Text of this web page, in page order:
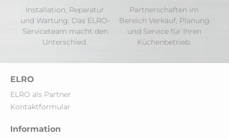
Installation, Reparatur
und Wartung. Das ELRO-
Serviceteam macht den
Unterschied.
Partnerschaften im
Bereich Verkauf, Planung
und Service für Ihren
Küchenbetrieb.
ELRO
ELRO als Partner
Kontaktformular
Information